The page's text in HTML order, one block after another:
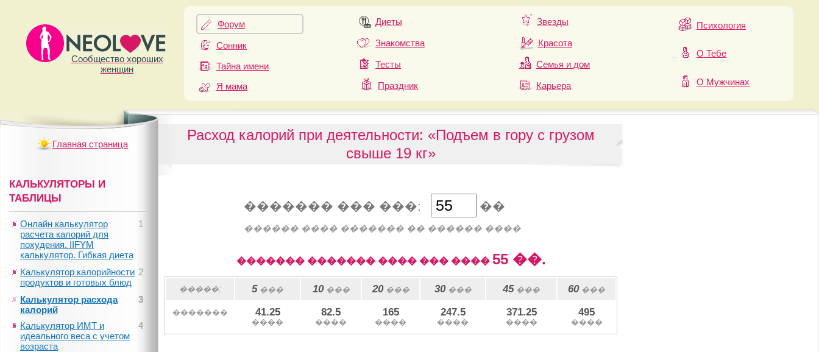
Сообщество хороших
женщин
Форум
Сонник
Тайна имени
Я мама
Диеты
Знакомства
Тесты
Праздник
Звезды
Красота
Семья и дом
Карьера
Психология
О Тебе
О Мужчинах
Расход калорий при деятельности: «Подъем в гору с грузом
свыше 19 кг»
������� ��� ���: ��
������ ���� ������� �� ������ ����
������� ������� ���� ��� ���� 55��.
�����: 5 ��� 10��� 20��� 30��� 45 ��� 60���
������� 41.25
����
82.5
����
165
����
247.5
����
371.25
����
495
����
Главная страница
КАЛЬКУЛЯТОРЫ И
ТАБЛИЦЫ
1
Онлайн калькулятор
расчета калорий для
похудения. IIFYM
калькулятор. Гибкая диета
2
Калькулятор калорийности
продуктов и готовых блюд
3
Калькулятор расхода
калорий
4
Калькулятор ИМТ и
идеального веса с учетом
возраста